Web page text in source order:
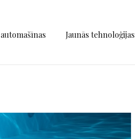
Jaunās tehnoloģijas